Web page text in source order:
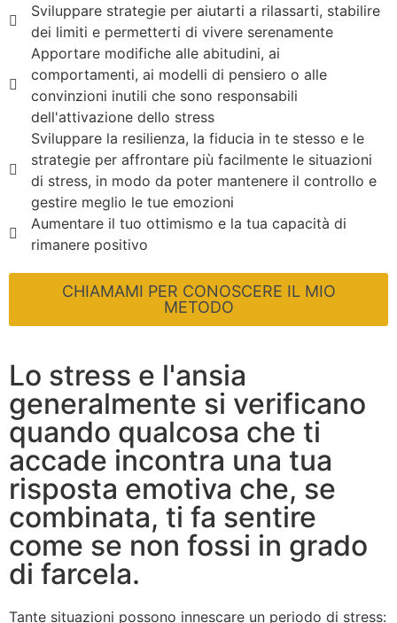
Sviluppare strategie per aiutarti a rilassarti, stabilire
dei limiti e permetterti di vivere serenamente
Apportare modifiche alle abitudini, ai
comportamenti, ai modelli di pensiero o alle
convinzioni inutili che sono responsabili
dell'attivazione dello stress
Sviluppare la resilienza, la fiducia in te stesso e le
strategie per affrontare più facilmente le situazioni
di stress, in modo da poter mantenere il controllo e
gestire meglio le tue emozioni
Aumentare il tuo ottimismo e la tua capacità di
rimanere positivo
CHIAMAMI PER CONOSCERE IL MIO
METODO
Lo stress e l'ansia
generalmente si verificano
quando qualcosa che ti
accade incontra una tua
risposta emotiva che, se
combinata, ti fa sentire
come se non fossi in grado
di farcela.
Tante situazioni possono innescare un periodo di stress: